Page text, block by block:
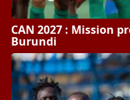
CAN 2027 : Mission
Burundi